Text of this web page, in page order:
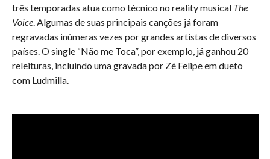
três temporadas atua como técnico no reality musical The
Voice. Algumas de suas principais canções já foram
regravadas inúmeras vezes por grandes artistas de diversos
países. O single “Não me Toca”, por exemplo, já ganhou 20
releituras, incluindo uma gravada por Zé Felipe em dueto
com Ludmilla.